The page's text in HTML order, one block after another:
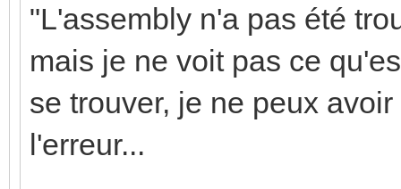
"L'assembly n'a pas été
mais je ne voit pas ce
se trouver, je ne peux
l'erreur...